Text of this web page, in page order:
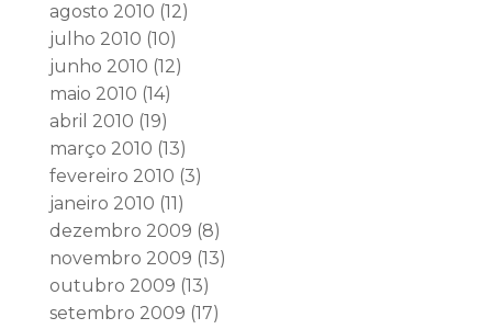
agosto 2010 (12)
julho 2010 (10)
junho 2010 (12)
maio 2010 (14)
abril 2010 (19)
março 2010 (13)
fevereiro 2010 (3)
janeiro 2010 (11)
dezembro 2009 (8)
novembro 2009 (13)
outubro 2009 (13)
setembro 2009 (17)